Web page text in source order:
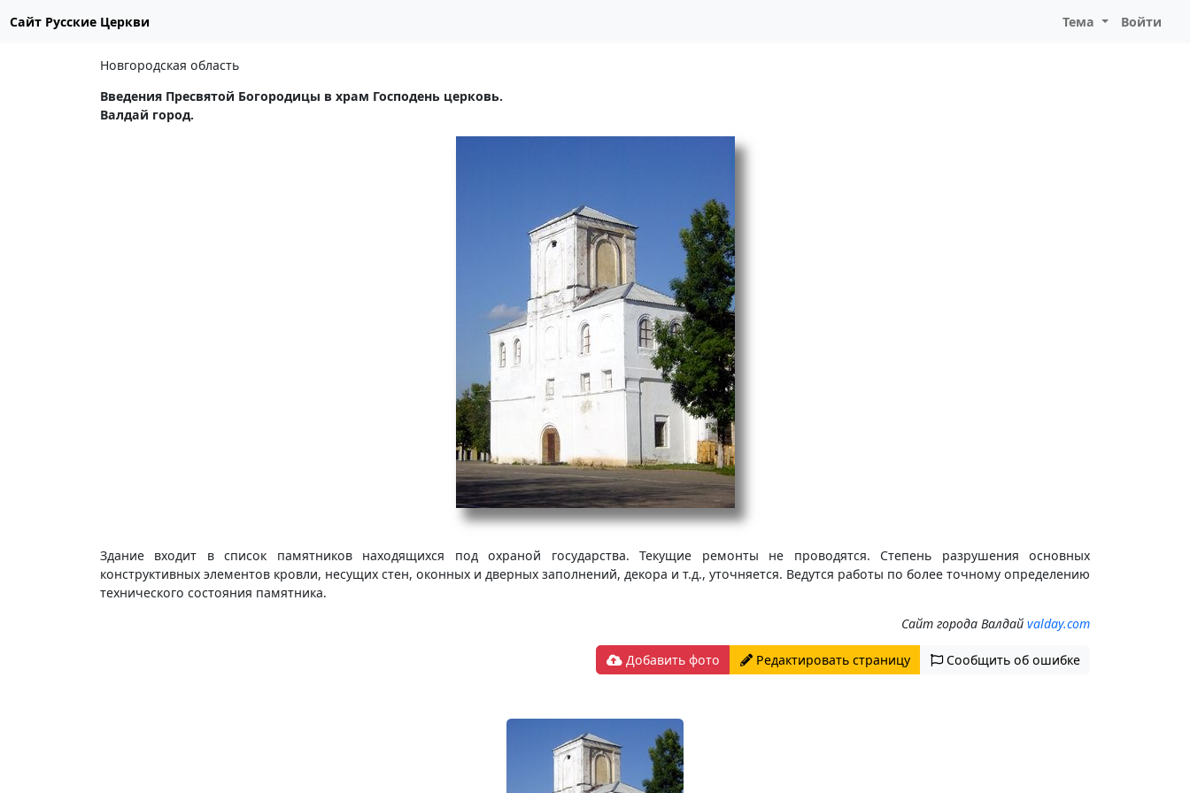
Сайт Русские Церкви Тема Войти
Новгородская область
Введения Пресвятой Богородицы в храм Господень церковь.
Валдай город.
Здание входит в список памятников находящихся под охраной государства. Текущие ремонты не проводятся. Степень разрушения основных
конструктивных элементов кровли, несущих стен, оконных и дверных заполнений, декора и т.д., уточняется. Ведутся работы по более точному определению
технического состояния памятника.
Сайт города Валдайvalday.com
Добавить фото Редактировать страницу Сообщить об ошибке